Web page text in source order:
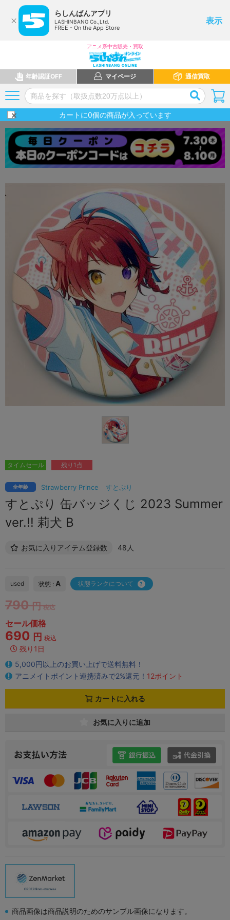
らしんばんアプリ
LASHINBANG Co.,Ltd.
FREE - On the App Store
表示
アニメ系中古販売・買取
年齢認証OFF マイページ 通信買取
カートに0個の商品が入っています
Strawberry Prince すとぷり
全年齢
すとぷり 缶バッジくじ 2023 Summer
ver.!! 莉犬 B
お気に入りアイテム登録数 48人
タイムセール 残り1点
used 状態 : A 状態ランクについて
790 円 税込
セール価格
690 円 税込
残り1日
5,000円以上のお買い上げで送料無料！
アニメイトポイント連携済みで2%還元！ 12ポイント
カートに入れる
お気に入りに追加
商品画像は商品説明のためのサンプル画像になります。